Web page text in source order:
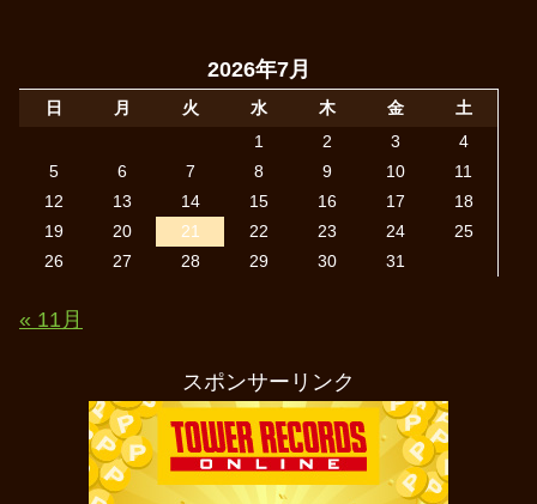
2026年7月
日 月 火 水 木 金
土
1
2 3
4
5
6 7 8 9 10
11
12
13 14 15 16 17
18
19
20 21 22 23 24
25
26
27 28 29 30 31
« 11月
スポンサーリンク